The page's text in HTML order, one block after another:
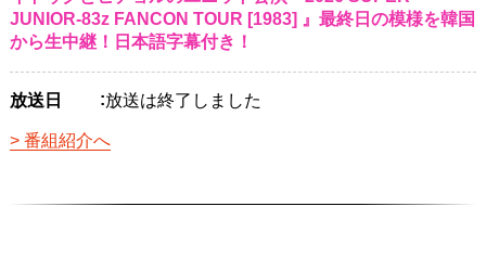
JUNIOR-83z FANCON TOUR [1983] 』最終日の模様を韓国
から生中継！日本語字幕付き！
放送日 放送は終了しました
番組紹介へ